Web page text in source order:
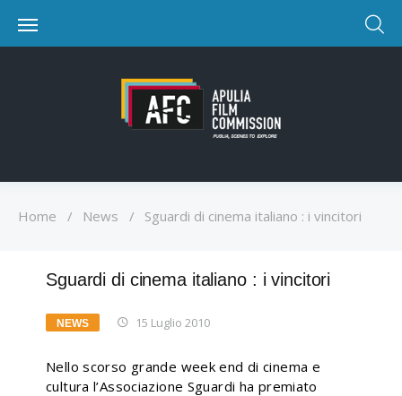
Home / News / Sguardi di cinema italiano : i vincitori
Sguardi di cinema italiano : i vincitori
NEWS 15 Luglio 2010
Nello scorso grande week end di cinema e
cultura l’Associazione Sguardi ha premiato